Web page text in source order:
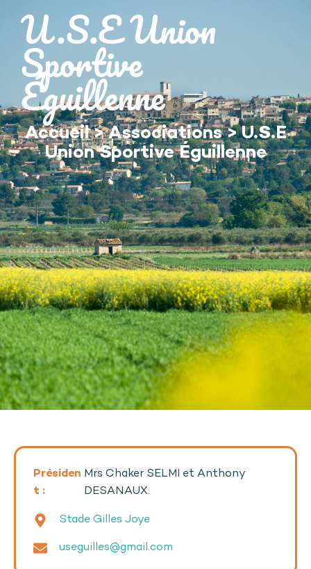
principalU.S.E Union
Sportive
Éguillenne
Accueil>Associations>U.S.E
Union Sportive Éguillenne
Présiden
t :
Mrs Chaker SELMI et Anthony
DESANAUX.
Stade Gilles Joye
useguilles@gmail.com